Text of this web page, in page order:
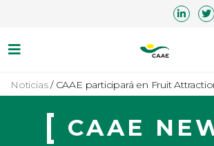
Noticias/ CAAE participará en Fruit
CAAE